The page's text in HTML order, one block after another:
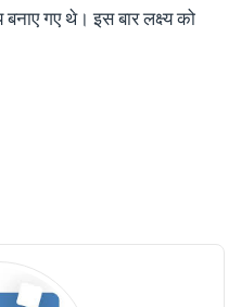
गए थे। इस बार लक्ष्य को